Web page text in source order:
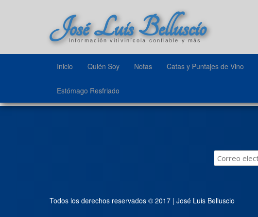
José Luis Belluscio
Información vitivinícola confiable y más
Inicio Quién Soy Notas Catas y Puntajes de Vino
Estómago Resfriado
Todos los derechos reservados © 2017 | José Luis Belluscio